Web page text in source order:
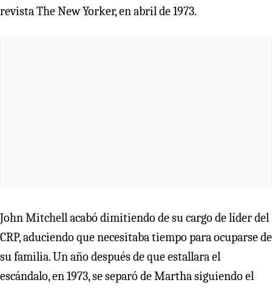
revista The New Yorker, en abril de 1973.
John Mitchell acabó dimitiendo de su cargo de líder del
CRP, aduciendo que necesitaba tiempo para ocuparse de
su familia. Un año después de que estallara el
escándalo, en 1973, se separó de Martha siguiendo el